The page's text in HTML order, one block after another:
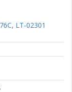
LT-02301